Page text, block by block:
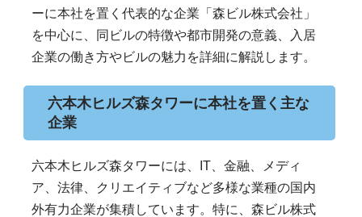
ーに本社を置く代表的な企業「森ビル株式会社」
を中心に、同ビルの特徴や都市開発の意義、入居
企業の働き方やビルの魅力を詳細に解説します。
六本木ヒルズ森タワーに本社を置く主な
企業
六本木ヒルズ森タワーには、IT、金融、メディ
ア、法律、クリエイティブなど多様な業種の国内
外有力企業が集積しています。特に、森ビル株式